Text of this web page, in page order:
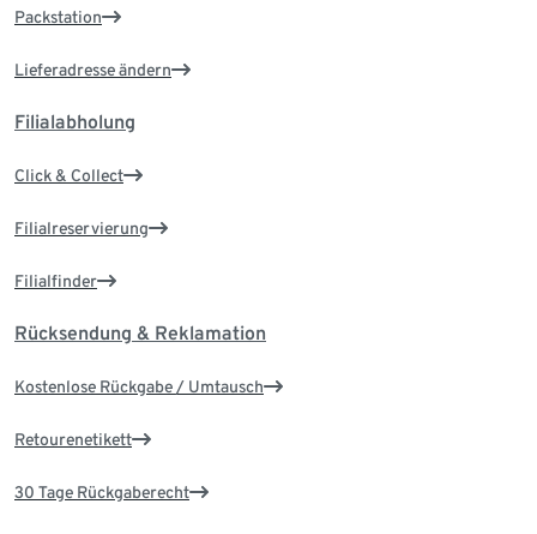
Packstation
Lieferadresse ändern
Filialabholung
Click & Collect
Filialreservierung
Filialfinder
Rücksendung & Reklamation
Kostenlose Rückgabe / Umtausch
Retourenetikett
30 Tage Rückgaberecht